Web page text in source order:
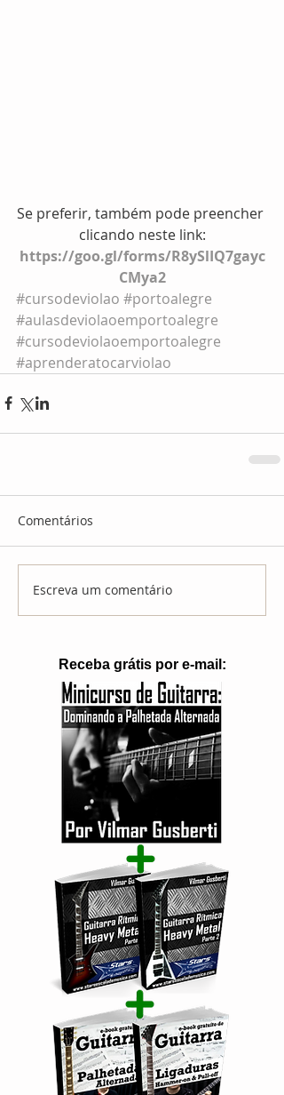
Se preferir, também pode preencher
clicando neste link:
https://goo.gl/forms/R8ySlIQ7gayc
CMya2
#cursodeviolao #portoalegre
#aulasdeviolaoemportoalegre
#cursodeviolaoemportoalegre
#aprenderatocarviolao
Comentários
Escreva um comentário
Receba grátis por e-mail: